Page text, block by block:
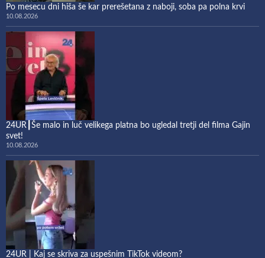
Po mesecu dni hiša še kar prerešetana z naboji, soba pa polna krvi
10.08.2026
24UR┃Še malo in luč velikega platna bo ugledal tretji del filma Gajin
svet!
10.08.2026
24UR | Kaj se skriva za uspešnim TikTok videom?